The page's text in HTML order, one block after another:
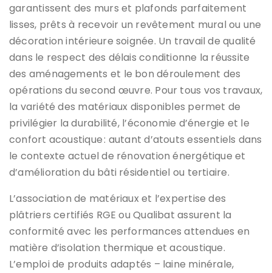
garantissent des murs et plafonds parfaitement
lisses, prêts à recevoir un revêtement mural ou une
décoration intérieure soignée. Un travail de qualité
dans le respect des délais conditionne la réussite
des aménagements et le bon déroulement des
opérations du second œuvre. Pour tous vos travaux,
la variété des matériaux disponibles permet de
privilégier la durabilité, l’économie d’énergie et le
confort acoustique : autant d’atouts essentiels dans
le contexte actuel de rénovation énergétique et
d’amélioration du bâti résidentiel ou tertiaire.
L’association de matériaux et l’expertise des
plâtriers certifiés RGE ou Qualibat assurent la
conformité avec les performances attendues en
matière d’isolation thermique et acoustique.
L’emploi de produits adaptés – laine minérale,